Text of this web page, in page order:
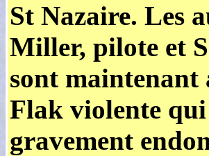
St Nazaire. Les
Miller, pilote et
sont maintenant
Flak violente qui
gravement